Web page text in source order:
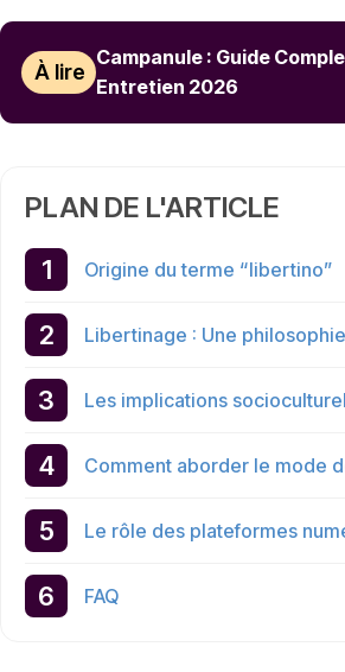
À lire
Campanule : Guide
Entretien 2026
PLAN DE L'ARTICLE
Origine du terme “libertino”
Libertinage : Une
Les implications
Comment aborder le mode
Le rôle des plateformes
FAQ